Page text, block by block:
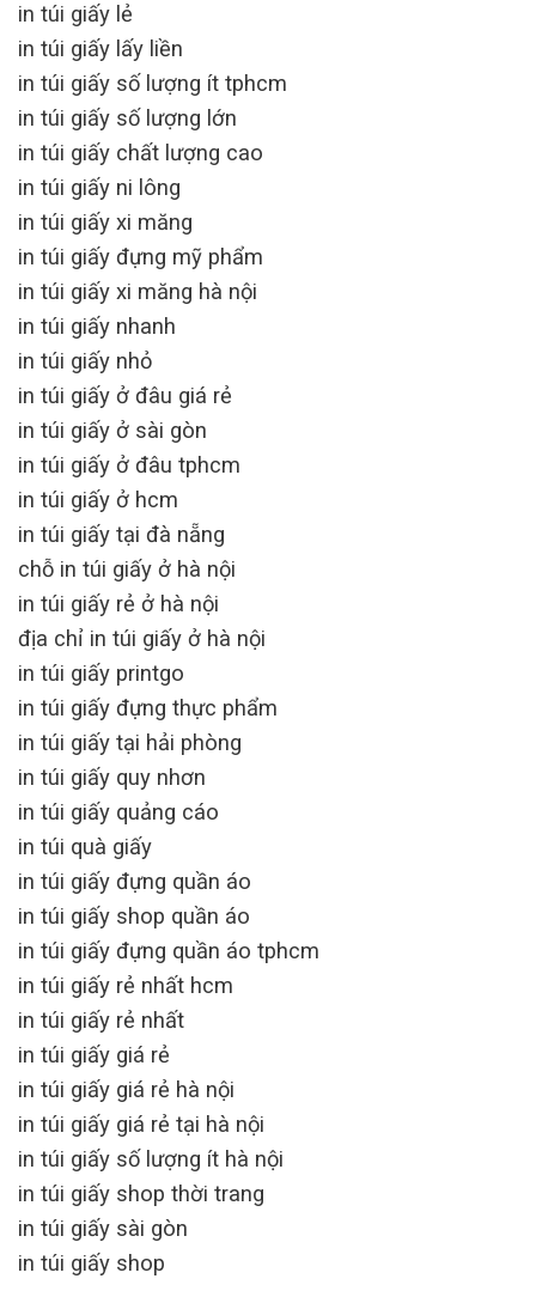
in túi giấy lẻ
in túi giấy lấy liền
in túi giấy số lượng ít tphcm
in túi giấy số lượng lớn
in túi giấy chất lượng cao
in túi giấy ni lông
in túi giấy xi măng
in túi giấy đựng mỹ phẩm
in túi giấy xi măng hà nội
in túi giấy nhanh
in túi giấy nhỏ
in túi giấy ở đâu giá rẻ
in túi giấy ở sài gòn
in túi giấy ở đâu tphcm
in túi giấy ở hcm
in túi giấy tại đà nẵng
chỗ in túi giấy ở hà nội
in túi giấy rẻ ở hà nội
địa chỉ in túi giấy ở hà nội
in túi giấy printgo
in túi giấy đựng thực phẩm
in túi giấy tại hải phòng
in túi giấy quy nhơn
in túi giấy quảng cáo
in túi quà giấy
in túi giấy đựng quần áo
in túi giấy shop quần áo
in túi giấy đựng quần áo tphcm
in túi giấy rẻ nhất hcm
in túi giấy rẻ nhất
in túi giấy giá rẻ
in túi giấy giá rẻ hà nội
in túi giấy giá rẻ tại hà nội
in túi giấy số lượng ít hà nội
in túi giấy shop thời trang
in túi giấy sài gòn
in túi giấy shop